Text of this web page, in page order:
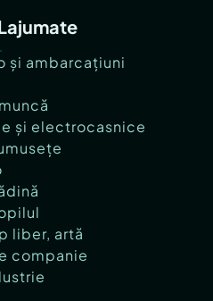
și ambarcațiuni
și electrocasnice
liber, artă
companie